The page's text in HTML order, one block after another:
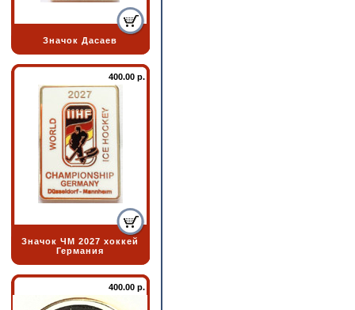
Значок Дасаев
400.00 р.
Значок ЧМ 2027 хоккей
Германия
400.00 р.